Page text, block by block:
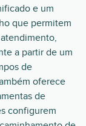
e um
que permitem
a partir de um
de
oferece
de
configurem